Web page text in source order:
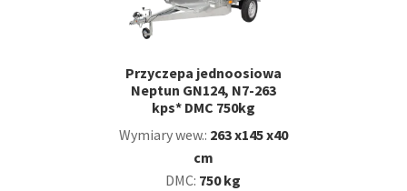
Przyczepa jednoosiowa
Neptun GN124, N7-263
kps* DMC 750kg
Wymiary wew.: 263 x145 x40
cm
DMC: 750 kg